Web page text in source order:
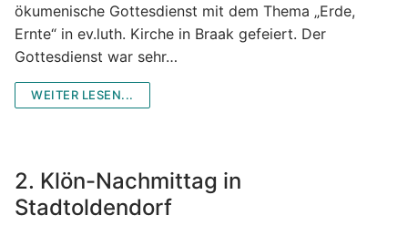
ökumenische Gottesdienst mit dem Thema „Erde,
Ernte“ in ev.luth. Kirche in Braak gefeiert. Der
Gottesdienst war sehr…
WEITER LESEN...
2. Klön-Nachmittag in
Stadtoldendorf